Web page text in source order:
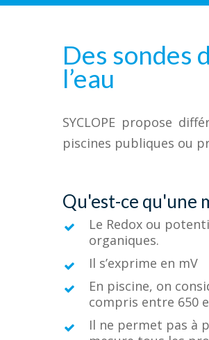
Des sondes
l’eau
SYCLOPE propose
piscines publiques ou
Qu'est-ce qu'une
Le Redox ou
organiques.
Il s’exprime en mV
En piscine, on
compris entre 650
Il ne permet pas à